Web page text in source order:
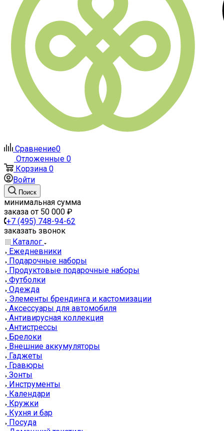
Сравнение0
Отложенные 0
Корзина 0
Войти
Поиск
минимальная сумма
заказа от 50 000 ₽
+7 (495) 748-94-62
заказать звонок
Каталог
Ежедневники
Подарочные наборы
Продуктовые подарочные наборы
Футболки
Одежда
Элементы брендинга и кастомизации
Аксессуары для автомобиля
Антивирусная коллекция
Антистрессы
Брелоки
Внешние аккумуляторы
Гаджеты
Гравюры
Зонты
Инструменты
Календари
Кружки
Кухня и бар
Посуда